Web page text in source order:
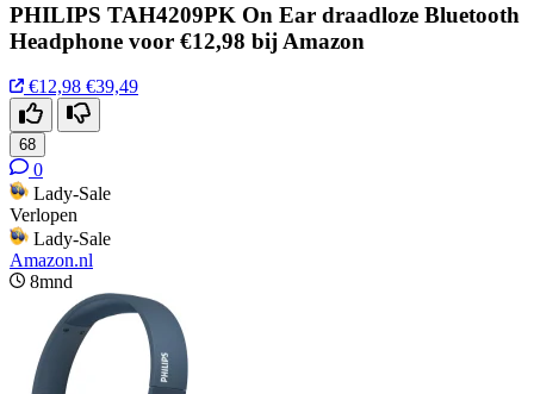
PHILIPS TAH4209PK On Ear draadloze Bluetooth
Headphone voor €12,98 bij Amazon
€12,98 €39,49
68
0
Lady-Sale
Verlopen
Lady-Sale
Amazon.nl
8mnd